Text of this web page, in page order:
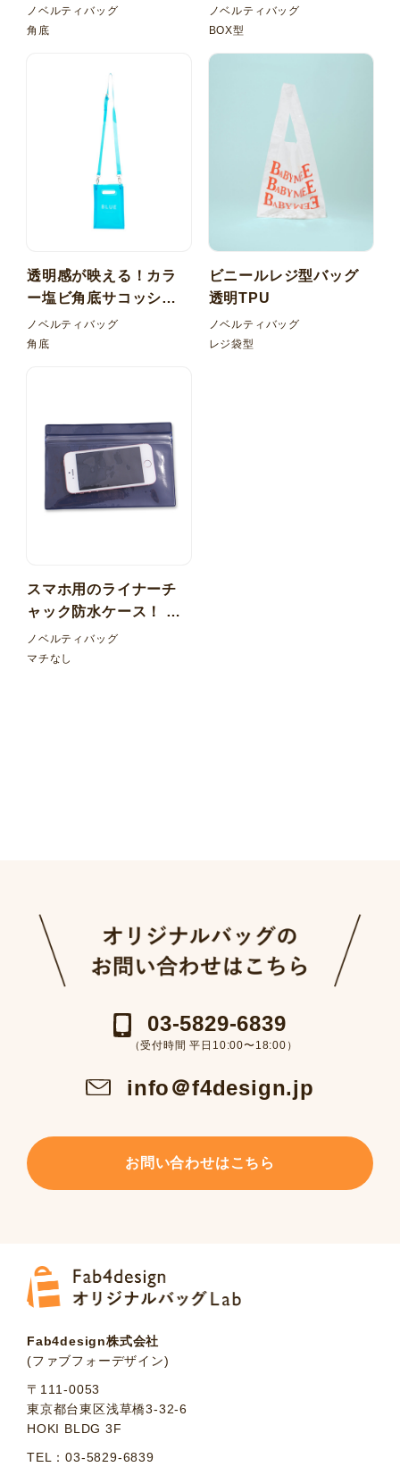
持ち手 PPベルト
ノベルティバッグ
角底
塩ビ（PVC） BOX型ポ
ーチ
ノベルティバッグ
BOX型
透明感が映える！カラ
ー塩ビ角底サコッシュ
バッグ
ノベルティバッグ
角底
ビニールレジ型バッグ
透明TPU
ノベルティバッグ
レジ袋型
スマホ用のライナーチ
ャック防水ケース！ 透
明+カラー塩ビ マチなし
ノベルティバッグ
マチなし
03-5829-6839
（受付時間 平日10:00〜18:00）
info＠f4design.jp
お問い合わせはこちら
Fab4design株式会社
(ファブフォーデザイン)
〒111-0053
東京都台東区浅草橋3-32-6
HOKI BLDG 3F
TEL：03-5829-6839